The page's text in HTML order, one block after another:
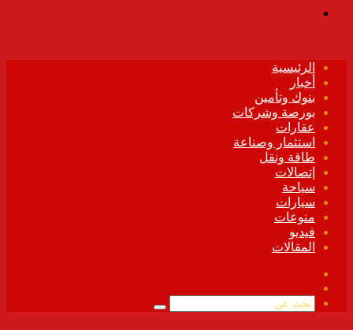
الرئيسية
أخبار
بنوك وتأمين
بورصة وشركات
عقارات
استثمار وصناعة
طاقة ونقل
إتصالات
سياحة
سيارات
منوعات
فيديو
المقالات
الموقع
بحث